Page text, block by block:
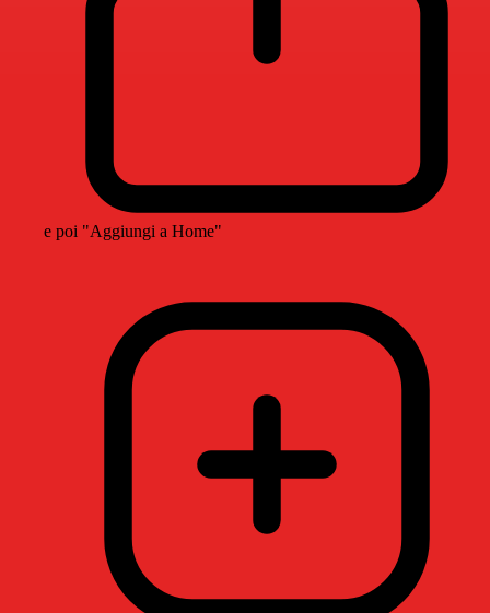
e poi "Aggiungi a Home"